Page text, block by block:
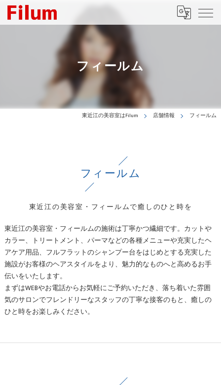
フィールム
東近江の美容室はFilum 店舗情報 フィールム
東近江の美容室・フィールムで癒しのひと時を
フィールム
東近江の美容室・フィールムの施術は丁寧かつ繊細です。カットや
カラー、トリートメント、パーマなどの各種メニューや充実したヘ
アケア用品、フルフラットのシャンプー台をはじめとする充実した
施設がお客様のヘアスタイルをより、魅力的なものへと高めるお手
伝いをいたします。
まずはWEBやお電話からお気軽にご予約いただき、落ち着いた雰囲
気のサロンでフレンドリーなスタッフの丁寧な接客のもと、癒しの
ひと時をお楽しみください。